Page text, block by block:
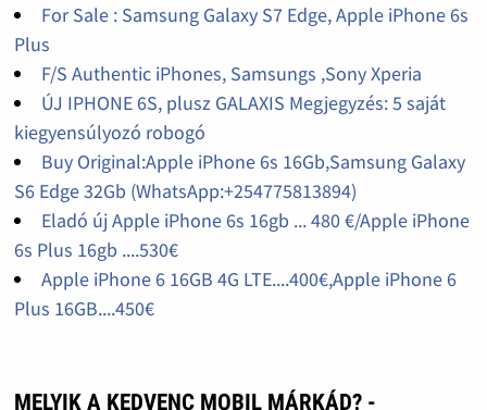
For Sale : Samsung Galaxy S7 Edge, Apple iPhone 6s
Plus
F/S Authentic iPhones, Samsungs ,Sony Xperia
ÚJ IPHONE 6S, plusz GALAXIS Megjegyzés: 5 saját
kiegyensúlyozó robogó
Buy Original:Apple iPhone 6s 16Gb,Samsung Galaxy
S6 Edge 32Gb (WhatsApp:+254775813894)
Eladó új Apple iPhone 6s 16gb ... 480 €/Apple iPhone
6s Plus 16gb ....530€
Apple iPhone 6 16GB 4G LTE....400€,Apple iPhone 6
Plus 16GB....450€
MELYIK A KEDVENC MOBIL MÁRKÁD? -